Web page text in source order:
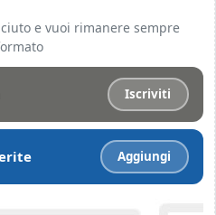
e vuoi rimanere sempre
Iscriviti
Aggiungi